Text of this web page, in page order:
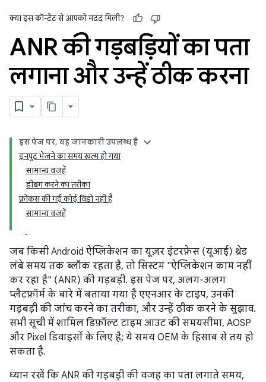
क्या इस कॉन्टेंट से आपको मदद मिली?
ANR की गड़बड़ियों का पता
लगाना और उन्हें ठीक करना
इस पेज पर, यह जानकारी उपलब्ध है
इनपुट भेजने का समय खत्म हो गया
सामान्य वजहें
डीबग करने का तरीका
फ़ोकस की गई कोई विंडो नहीं है
सामान्य वजहें
जब किसी Android ऐप्लिकेशन का यूज़र इंटरफ़ेस (यूआई) थ्रेड
लंबे समय तक ब्लॉक रहता है, तो सिस्टम "ऐप्लिकेशन काम नहीं
कर रहा है" (ANR) की गड़बड़ी. इस पेज पर, अलग-अलग
प्लैटफ़ॉर्म के बारे में बताया गया है एएनआर के टाइप, उनकी
गड़बड़ी की जांच करने का तरीका, और उन्हें ठीक करने के सुझाव.
सभी सूची में शामिल डिफ़ॉल्ट टाइम आउट की समयसीमा, AOSP
और Pixel डिवाइसों के लिए है; ये समय OEM के हिसाब से तय हो
सकता है.
ध्यान रखें कि ANR की गड़बड़ी की वजह का पता लगाते समय,